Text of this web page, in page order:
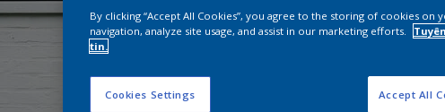
By clicking “Accept All Cookies”, you agree to the storing of cookies on
navigation, analyze site usage, and assist in our marketing efforts.
tin.
Cookies Settings Accept All